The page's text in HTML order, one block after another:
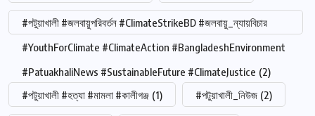
#পটুয়াখালী #জলবায়ুপরিবর্তন #ClimateStrikeBD #জলবায়ু_ন্যায়বিচার
#YouthForClimate #ClimateAction #BangladeshEnvironment
#PatuakhaliNews #SustainableFuture #ClimateJustice (2)
#পটুয়াখালী #হত্যা #মামলা #কালীগঞ্জ (1) #পটুয়াখালী_নিউজ (2)